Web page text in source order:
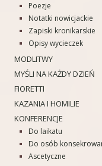
Poezje
Notatki nowicjackie
Zapiski kronikarskie
Opisy wycieczek
MODLITWY
MYŚLI NA KAŻDY DZIEŃ
FIORETTI
KAZANIA I HOMILIE
KONFERENCJE
Do laikatu
Do osób
Ascetyczne